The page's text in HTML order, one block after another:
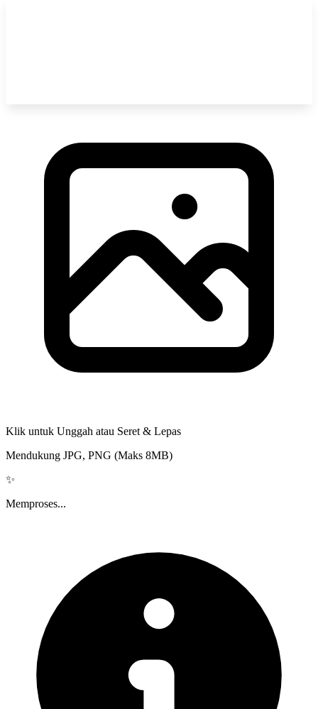
Klik untuk Unggah atau Seret & Lepas
Mendukung JPG, PNG (Maks 8MB)
✨
Memproses...